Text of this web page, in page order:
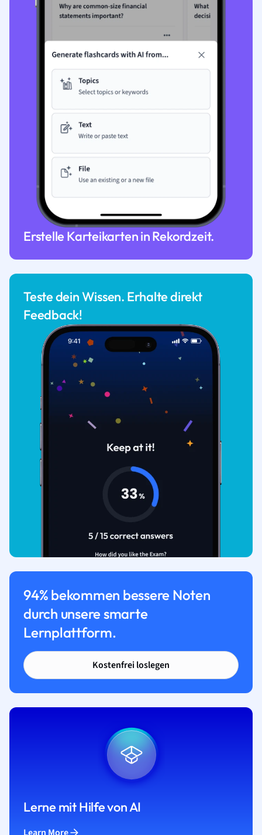
Erstelle Karteikarten in Rekordzeit.
Teste dein Wissen. Erhalte direkt
Feedback!
94% bekommen bessere Noten
durch unsere smarte
Lernplattform.
Kostenfrei loslegen
Lerne mit Hilfe von AI